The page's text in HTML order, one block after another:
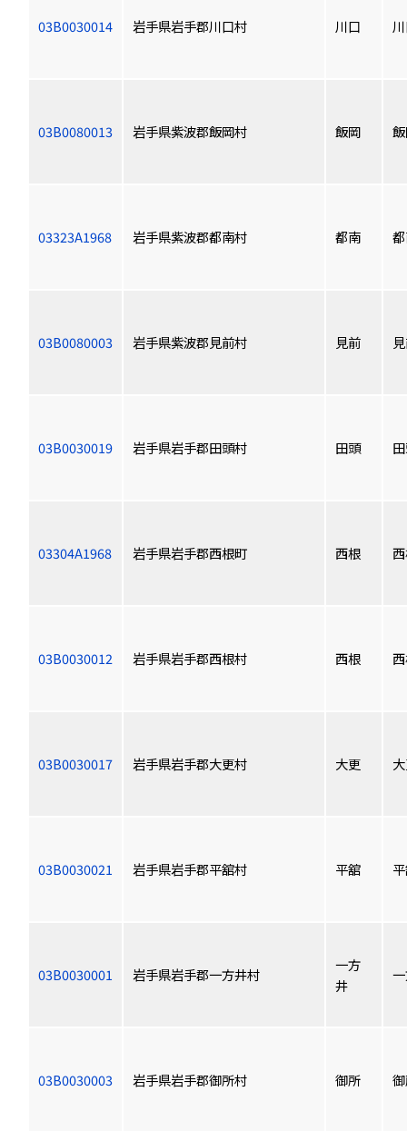
03B0030014 岩手県岩手郡川口村 川口
03B0080013 岩手県紫波郡飯岡村 飯岡
03323A1968 岩手県紫波郡都南村 都南
03B0080003 岩手県紫波郡見前村 見前
03B0030019 岩手県岩手郡田頭村 田頭
03304A1968 岩手県岩手郡西根町 西根
03B0030012 岩手県岩手郡西根村 西根
03B0030017 岩手県岩手郡大更村 大更
03B0030021 岩手県岩手郡平舘村 平舘
03B0030001 岩手県岩手郡一方井村
一方
井
03B0030003 岩手県岩手郡御所村 御所